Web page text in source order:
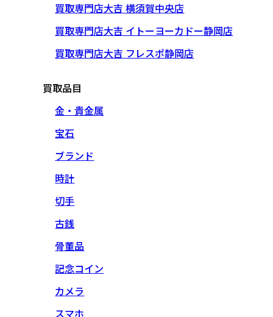
買取専門店大吉 横須賀中央店
買取専門店大吉 イトーヨーカドー静岡店
買取専門店大吉 フレスポ静岡店
買取品目
金・貴金属
宝石
ブランド
時計
切手
古銭
骨董品
記念コイン
カメラ
スマホ